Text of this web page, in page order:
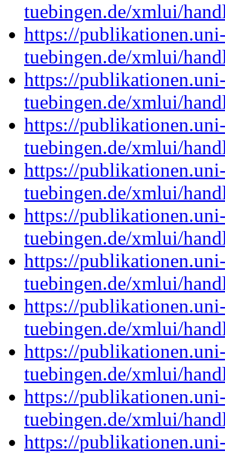
tuebingen.de/xmlui/
https://
tuebingen.de/xmlui/
https://
tuebingen.de/xmlui/
https://
tuebingen.de/xmlui/
https://
tuebingen.de/xmlui/
https://
tuebingen.de/xmlui/
https://
tuebingen.de/xmlui/
https://
tuebingen.de/xmlui/
https://
tuebingen.de/xmlui/
https://
tuebingen.de/xmlui/
https://